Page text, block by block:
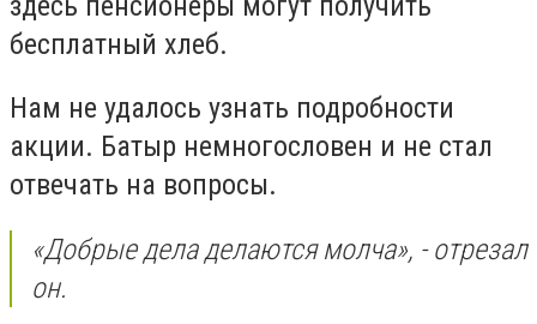
бесплатный хлеб.
Нам не удалось узнать подробности
акции. Батыр немногословен и не стал
отвечать на вопросы.
«Добрые дела делаются молча», - отрезал
он.